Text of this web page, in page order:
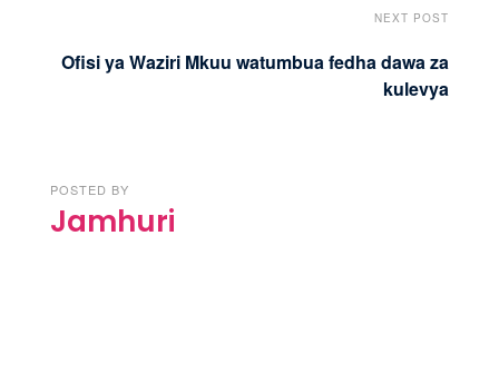
NEXT POST
Ofisi ya Waziri Mkuu watumbua fedha dawa za
kulevya
POSTED BY
Jamhuri